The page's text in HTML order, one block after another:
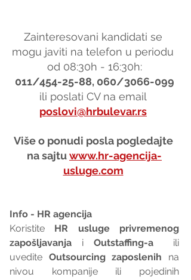
Zainteresovani kandidati se
mogu javiti na telefon u periodu
od 08:30h - 16:30h:
011/454-25-88, 060/3066-099
ili poslati CV na email
poslovi@hrbulevar.rs
Više o ponudi posla pogledajte
na sajtu www.hr-agencija-
usluge.com
Info - HR agencija
Koristite HR usluge privremenog
zapošljavanja i Outstaffing-a
  ili
uvedite Outsourcing zaposlenih na
nivou kompanije ili pojedinih